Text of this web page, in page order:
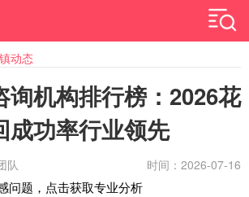
动态
询机构排行榜：2026花
成功率行业领先
队 时间：2026-07-16
问题，点击获取专业分析